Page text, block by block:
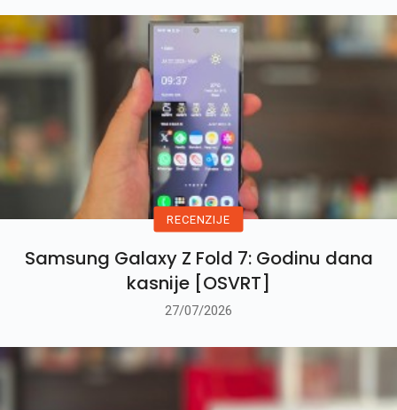
RECENZIJE
Samsung Galaxy Z Fold 7: Godinu dana
kasnije [OSVRT]
27/07/2026